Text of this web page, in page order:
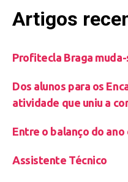
Artigos
Profitecla Braga
Dos alunos para os
atividade que uniu a
Entre o balanço do
Assistente Técnico